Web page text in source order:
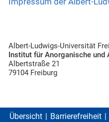
Impressum der Albert-
Albert-Ludwigs-Universität
Institut für Anorganische und
Albertstraße 21
79104 Freiburg
Übersicht Barrierefreiheit